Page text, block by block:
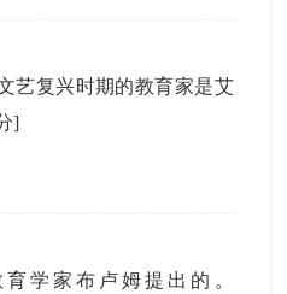
艺复兴时期的教育家是艾
]
学家布卢姆提出的。